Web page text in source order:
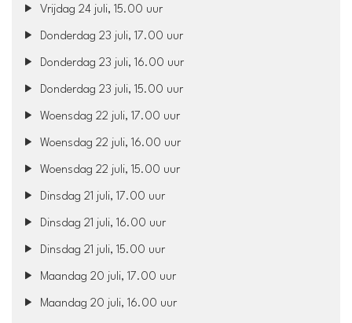
Vrijdag 24 juli, 15.00 uur
Donderdag 23 juli, 17.00 uur
Donderdag 23 juli, 16.00 uur
Donderdag 23 juli, 15.00 uur
Woensdag 22 juli, 17.00 uur
Woensdag 22 juli, 16.00 uur
Woensdag 22 juli, 15.00 uur
Dinsdag 21 juli, 17.00 uur
Dinsdag 21 juli, 16.00 uur
Dinsdag 21 juli, 15.00 uur
Maandag 20 juli, 17.00 uur
Maandag 20 juli, 16.00 uur